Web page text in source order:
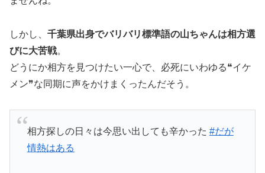
しかし、 千葉県出身でバリバリ標準語の山ちゃんは相方選
びに大苦戦。
どうにか相方を見つけたい一心で、必死にいわゆる❝イケ
メン❞な同期に声をかけまくったんだそう。
相方探しの日々は今思い出しても辛かった #だが
情熱はある